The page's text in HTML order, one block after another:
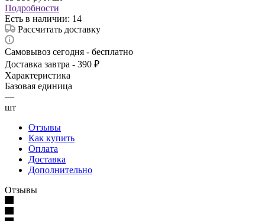
Подробности
Есть в наличии: 14
Рассчитать доставку
Самовывоз сегодня - бесплатно
Доставка завтра - 390 ₽
Характеристика
Базовая единица
—
шт
Отзывы
Как купить
Оплата
Доставка
Дополнительно
Отзывы